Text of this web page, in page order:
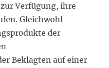
Verfügung, ihre
Gleichwohl
der
Beklagten auf einer